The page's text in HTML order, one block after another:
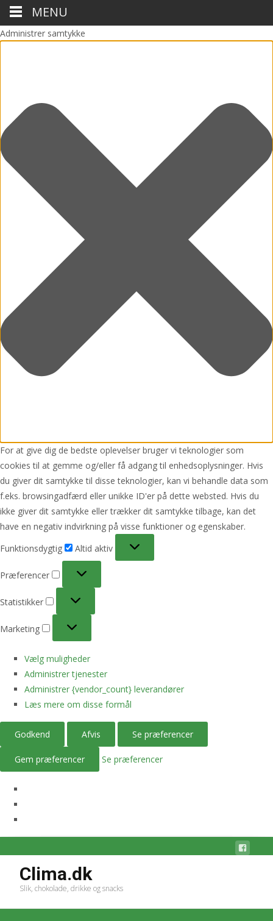
Administrer samtykke
For at give dig de bedste oplevelser bruger vi teknologier som
cookies til at gemme og/eller få adgang til enhedsoplysninger. Hvis
du giver dit samtykke til disse teknologier, kan vi behandle data som
f.eks. browsingadfærd eller unikke ID'er på dette websted. Hvis du
ikke giver dit samtykke eller trækker dit samtykke tilbage, kan det
have en negativ indvirkning på visse funktioner og egenskaber.
Funktionsdygtig
Altid aktiv
Præferencer
Statistikker
Marketing
Vælg muligheder
Administrer tjenester
Administrer {vendor_count} leverandører
Læs mere om disse formål
Godkend Afvis Se præferencer
Gem præferencer Se præferencer
Clima.dk
Slik, chokolade, drikke og snacks
MENU